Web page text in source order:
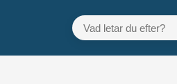
VAD LETAR DU EFTER?